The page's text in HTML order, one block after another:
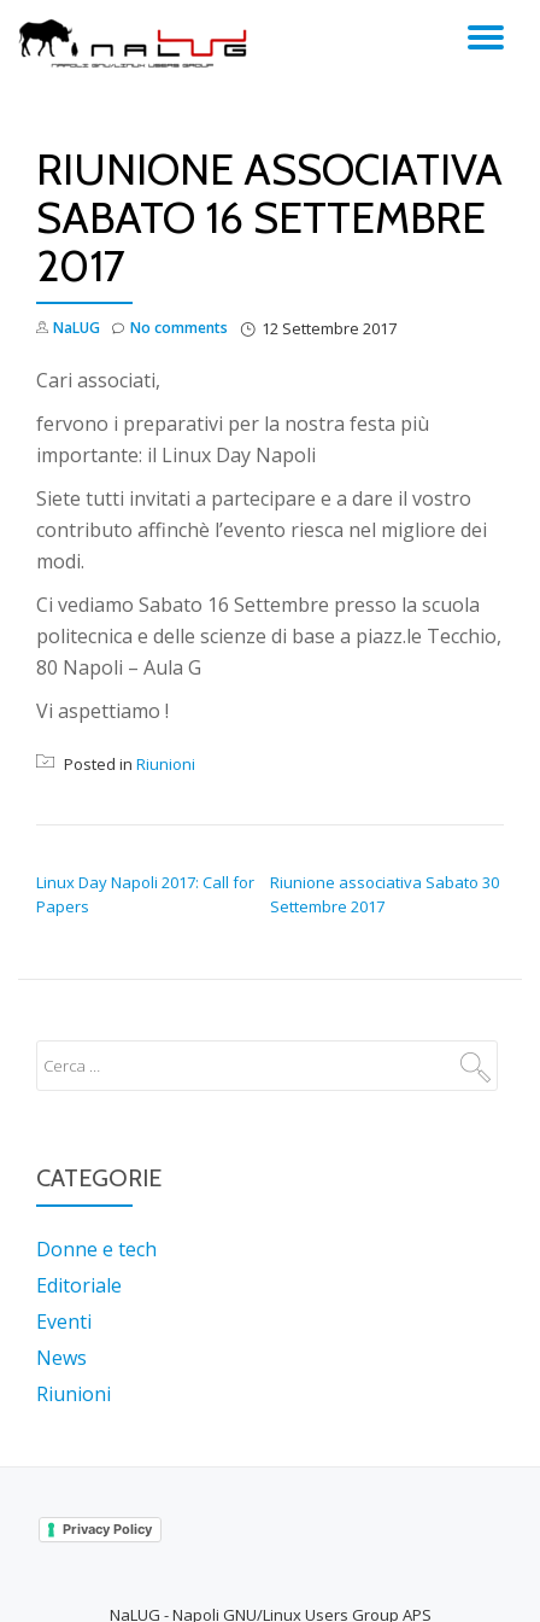
Skip
RIUNIONE ASSOCIATIVA
SABATO 16 SETTEMBRE
2017
NaLUG 12 Settembre 2017
No comments
Cari associati,
fervono i preparativi per la nostra festa più
importante: il Linux Day Napoli
Siete tutti invitati a partecipare e a dare il vostro
contributo affinchè l’evento riesca nel migliore dei
modi.
Ci vediamo Sabato 16 Settembre presso la scuola
politecnica e delle scienze di base a piazz.le Tecchio,
80 Napoli – Aula G
Vi aspettiamo !
Posted in Riunioni
Linux Day Napoli 2017: Call for
Papers
Riunione associativa Sabato 30
Settembre 2017
CATEGORIE
Donne e tech
Editoriale
Eventi
News
Riunioni
Privacy Policy
NaLUG - Napoli GNU/Linux Users Group APS